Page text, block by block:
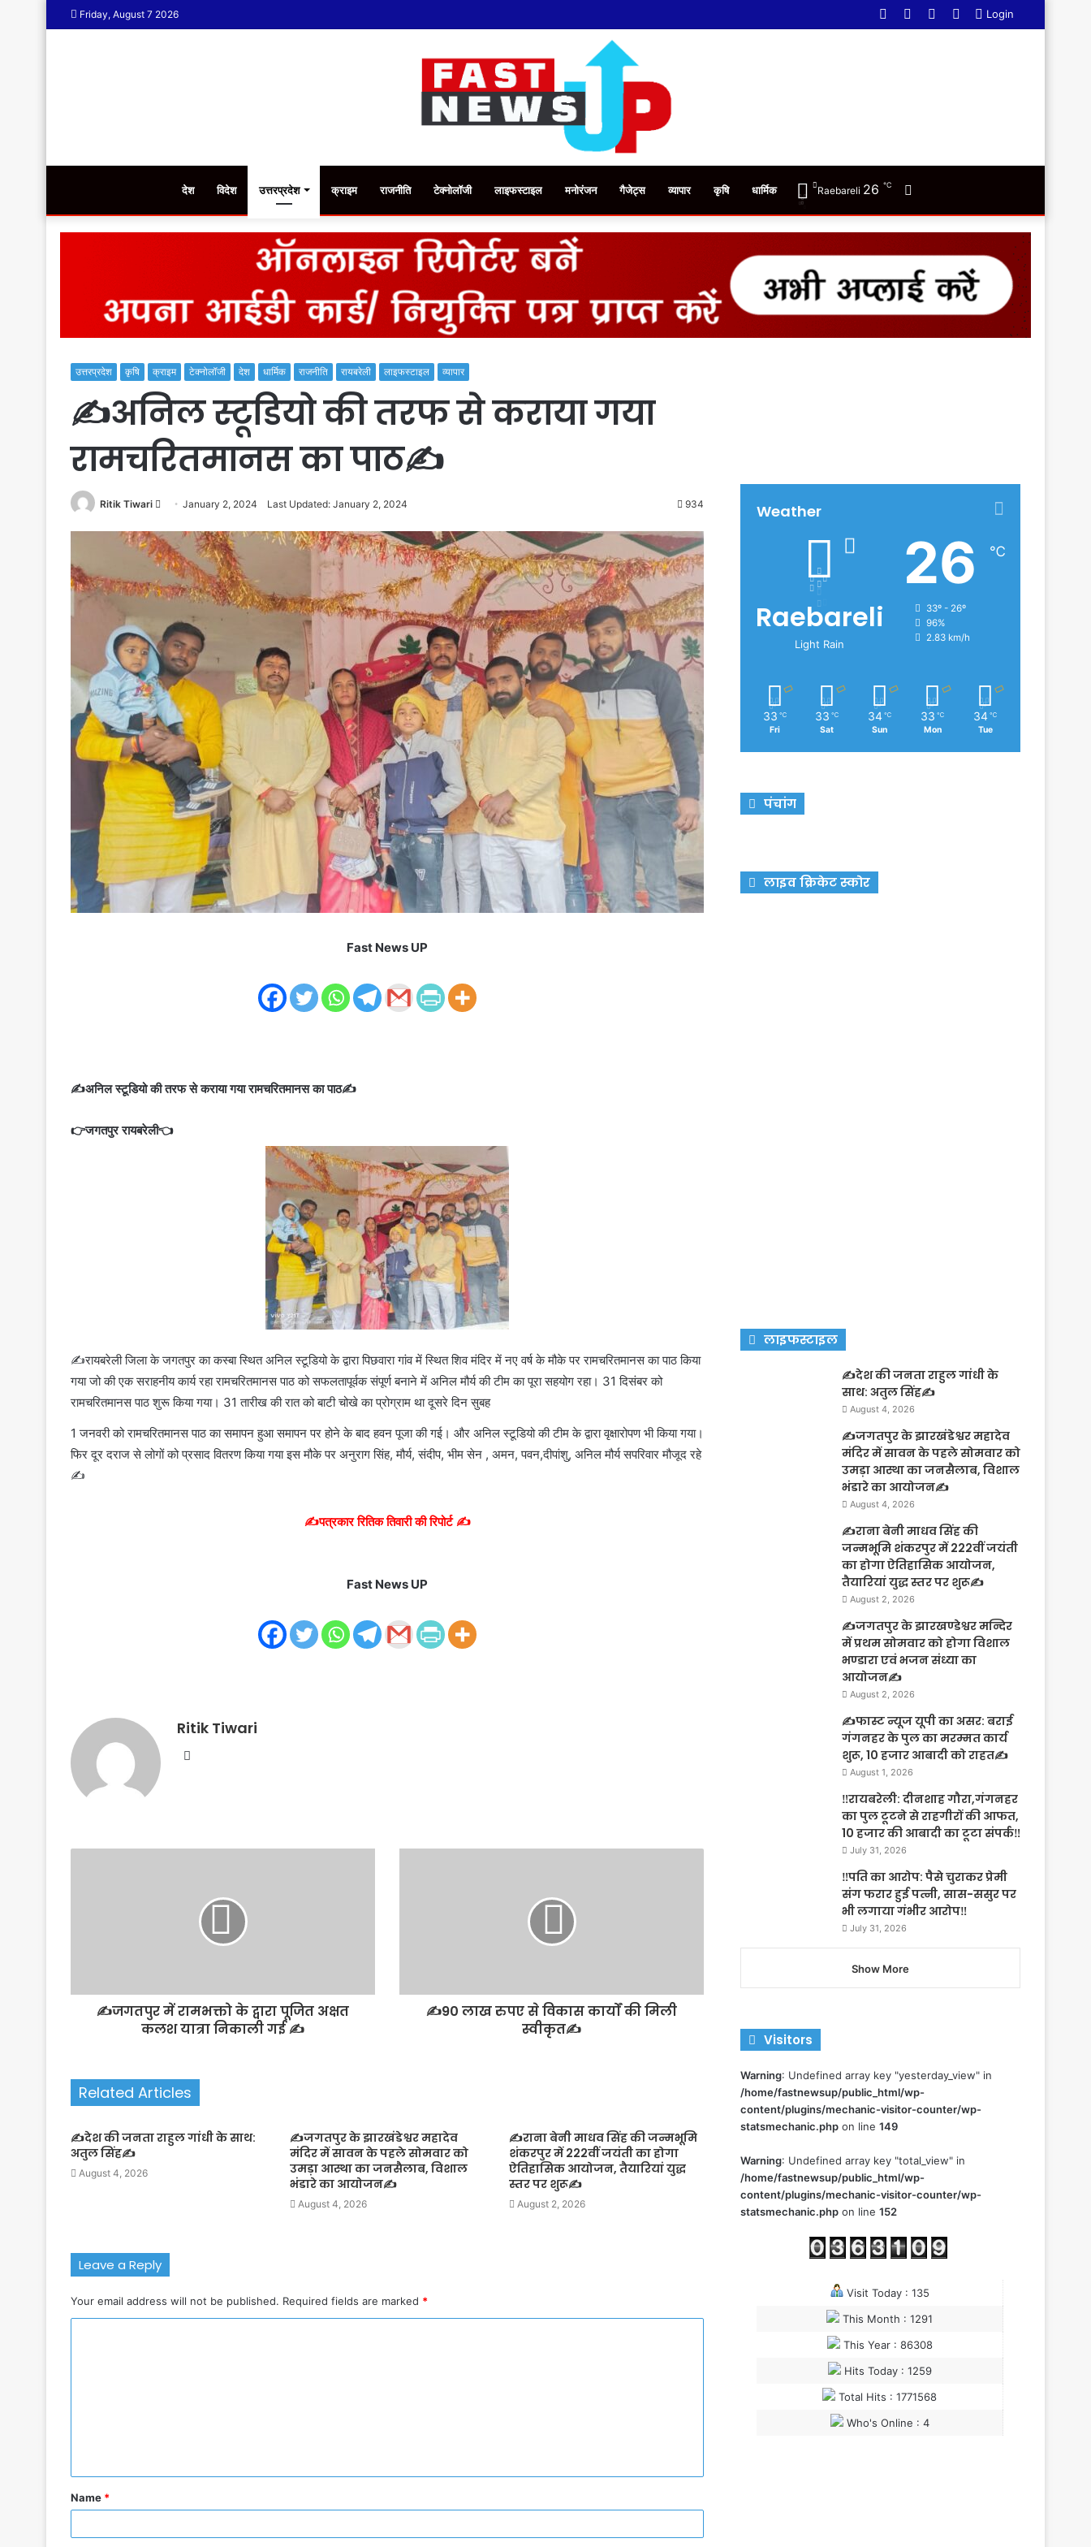
Friday, August 7 2026 Login
WhatsApp
YouTube
Twitter
Facebook
देश विदेश उत्तरप्रदेश क्राइम राजनीति टेक्नोलॉजी लाइफस्टाइल मनोरंजन गैजेट्स व्यापार कृषि धार्मिक
skin
Raebareli 26 ℃
उत्तरप्रदेश कृषि क्राइम टेक्नोलॉजी देश धार्मिक राजनीति रायबरेली लाइफस्टाइल व्यापार
✍️अनिल स्टूडियो की तरफ से कराया गया
रामचरितमानस का पाठ✍️
Ritik Tiwari
Send
email
January 2, 2024 Last Updated: January 2, 2024 934
Fast News UP
✍️अनिल स्टूडियो की तरफ से कराया गया रामचरितमानस का पाठ✍️
👉जगतपुर रायबरेली👈
✍️रायबरेली जिला के जगतपुर का कस्बा स्थित अनिल स्टूडियो के द्वारा पिछवारा गांव में स्थित शिव मंदिर में नए वर्ष के मौके पर रामचरितमानस का पाठ किया
गया जो की एक सराहनीय कार्य रहा रामचरितमानस पाठ को सफलतापूर्वक संपूर्ण बनाने में अनिल मौर्य की टीम का पूरा सहयोग रहा। 31 दिसंबर को
रामचरितमानस पाठ शुरू किया गया। 31 तारीख की रात को बाटी चोखे का प्रोग्राम था दूसरे दिन सुबह
1 जनवरी को रामचरितमानस पाठ का समापन हुआ समापन पर होने के बाद हवन पूजा की गई। और अनिल स्टूडियो की टीम के द्वारा वृक्षारोपण भी किया गया।
फिर दूर दराज से लोगों को प्रसाद वितरण किया गया इस मौके पर अनुराग सिंह, मौर्य, संदीप, भीम सेन , अमन, पवन,दीपांशु, अनिल मौर्य सपरिवार मौजूद रहे
✍️
✍️पत्रकार रितिक तिवारी की रिपोर्ट ✍️
Fast News UP
Ritik Tiwari
Website
✍️जगतपुर में रामभक्तो के द्वारा पूजित अक्षत
कलश यात्रा निकाली गई ✍️
✍️90 लाख रुपए से विकास कार्यों की मिली
स्वीकृत✍️
Related Articles
✍️देश की जनता राहुल गांधी के साथ:
अतुल सिंह✍️
August 4, 2026
✍️जगतपुर के झारखंडेश्वर महादेव
मंदिर में सावन के पहले सोमवार को
उमड़ा आस्था का जनसैलाब, विशाल
भंडारे का आयोजन✍️
August 4, 2026
✍️राना बेनी माधव सिंह की जन्मभूमि
शंकरपुर में 222वीं जयंती का होगा
ऐतिहासिक आयोजन, तैयारियां युद्ध
स्तर पर शुरू✍️
August 2, 2026
Leave a Reply
Your email address will not be published. Required fields are marked *
t
*
Name *
Weather
Raebareli
Light Rain
26 ℃
33º - 26º
96%
2.83 km/h
33 ℃
Fri
33 ℃
Sat
34 ℃
Sun
33 ℃
Mon
34 ℃
Tue
पंचांग
लाइव क्रिकेट स्कोर
लाइफस्टाइल
✍️देश की जनता राहुल गांधी के
साथ: अतुल सिंह✍️
August 4, 2026
✍️जगतपुर के झारखंडेश्वर महादेव
मंदिर में सावन के पहले सोमवार को
उमड़ा आस्था का जनसैलाब, विशाल
भंडारे का आयोजन✍️
August 4, 2026
✍️राना बेनी माधव सिंह की
जन्मभूमि शंकरपुर में 222वीं जयंती
का होगा ऐतिहासिक आयोजन,
तैयारियां युद्ध स्तर पर शुरू✍️
August 2, 2026
✍️जगतपुर के झारखण्डेश्वर मन्दिर
में प्रथम सोमवार को होगा विशाल
भण्डारा एवं भजन संध्या का
आयोजन✍️
August 2, 2026
✍️फास्ट न्यूज यूपी का असर: बराई
गंगनहर के पुल का मरम्मत कार्य
शुरू, 10 हजार आबादी को राहत✍️
August 1, 2026
‼️रायबरेली: दीनशाह गौरा,गंगनहर
का पुल टूटने से राहगीरों की आफत,
10 हजार की आबादी का टूटा संपर्क‼️
July 31, 2026
‼️पति का आरोप: पैसे चुराकर प्रेमी
संग फरार हुई पत्नी, सास-ससुर पर
भी लगाया गंभीर आरोप‼️
July 31, 2026
Show More
Visitors
Warning: Undefined array key "yesterday_view" in
/home/fastnewsup/public_html/wp-
content/plugins/mechanic-visitor-counter/wp-
statsmechanic.php on line149
Warning: Undefined array key "total_view" in
/home/fastnewsup/public_html/wp-
content/plugins/mechanic-visitor-counter/wp-
statsmechanic.php on line152
Visit Today : 135
This Month : 1291
This Year : 86308
Hits Today : 1259
Total Hits : 1771568
Who's Online : 4